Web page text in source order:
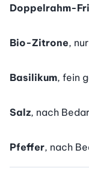
Doppelrahm-
Bio-Zitrone,
Basilikum, fein
Salz, nach
Pfeffer, nach